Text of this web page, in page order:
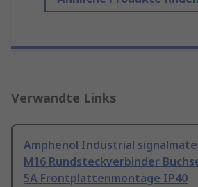
Verwandte Links
Amphenol Industrial signalmate
M16 Rundsteckverbinder
5A Frontplattenmontage IP40